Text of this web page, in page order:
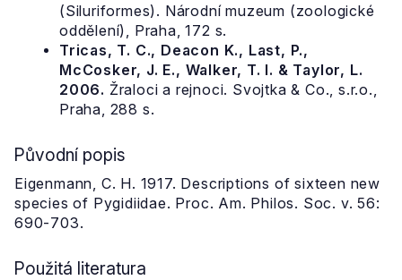
(Siluriformes). Národní muzeum (zoologické
oddělení), Praha, 172 s.
Tricas, T. C., Deacon K., Last, P.,
McCosker, J. E., Walker, T. I. & Taylor, L.
2006. Žraloci a rejnoci. Svojtka & Co., s.r.o.,
Praha, 288 s.
Původní popis
Eigenmann, C. H. 1917. Descriptions of sixteen new
species of Pygidiidae. Proc. Am. Philos. Soc. v. 56:
690-703.
Použitá literatura